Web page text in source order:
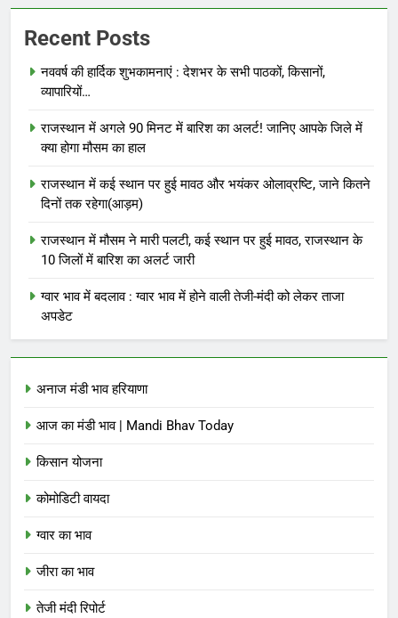
Recent Posts
नववर्ष की हार्दिक शुभकामनाएं : देशभर के सभी पाठकों, किसानों,
व्यापारियों…
राजस्थान में अगले 90 मिनट में बारिश का अलर्ट! जानिए आपके जिले में
क्या होगा मौसम का हाल
राजस्थान में कई स्थान पर हुई मावठ और भयंकर ओलाव्रष्टि, जाने कितने
दिनों तक रहेगा(आड़म)
राजस्थान में मौसम ने मारी पलटी, कई स्थान पर हुई मावठ, राजस्थान के
10 जिलों में बारिश का अलर्ट जारी
ग्वार भाव में बदलाव : ग्वार भाव में होने वाली तेजी-मंदी को लेकर ताजा
अपडेट
अनाज मंडी भाव हरियाणा
आज का मंडी भाव | Mandi Bhav Today
किसान योजना
कोमोडिटी वायदा
ग्वार का भाव
जीरा का भाव
तेजी मंदी रिपोर्ट